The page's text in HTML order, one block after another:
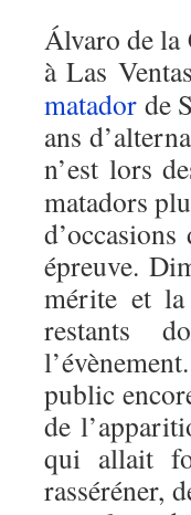
Álvaro de la
à Las
matador de
ans
n’est lors
matadors
épreuve.
mérite et
restants
public
de
qui allait
rasséréner,